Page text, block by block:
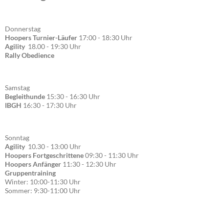
Donnerstag
Hoopers Turnier-Läufer 17:00 - 18:30 Uhr
Agility 18.00 - 19:30 Uhr
Rally Obedience
Samstag
Begleithunde 15:30 - 16:30 Uhr
IBGH 16:30 - 17:30 Uhr
Sonntag
Agility 10.30 - 13:00 Uhr
Hoopers Fortgeschrittene09:30 - 11:30 Uhr
Hoopers Anfänger 11:30 - 12:30 Uhr
Gruppentraining
Winter: 10:00-11:30 Uhr
Sommer: 9:30-11:00 Uhr